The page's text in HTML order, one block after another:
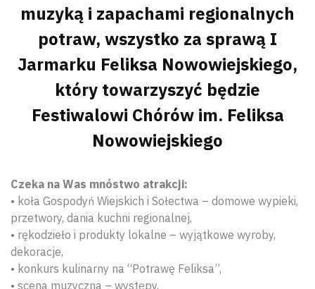
muzyką i zapachami regionalnych
potraw, wszystko za sprawą I
Jarmarku Feliksa Nowowiejskiego,
który towarzyszyć będzie
Festiwalowi Chórów im. Feliksa
Nowowiejskiego
Czeka na Was mnóstwo atrakcji:
• koła Gospodyń Wiejskich i Sołectwa – domowe wypieki,
przetwory, dania kuchni regionalnej,
• rękodzieło i produkty lokalne – wyjątkowe wyroby,
dekoracje,
• konkurs kulinarny na “Potrawę Feliksa”,
• scena muzyczna – występy,